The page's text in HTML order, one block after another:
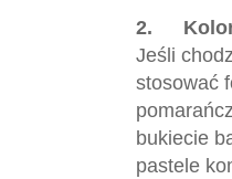
2.
Jeśli
stosować
bukiecie
pastele